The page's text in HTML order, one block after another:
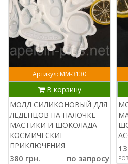
Артикул: ММ-3130
В корзину
МОЛД СИЛИКОНОВЫЙ ДЛЯ
ЛЕДЕНЦОВ НА ПАЛОЧКЕ
МАСТИКИ И ШОКОЛАДА
КОСМИЧЕСКИЕ
ПРИКЛЮЧЕНИЯ
380 грн. по запросу